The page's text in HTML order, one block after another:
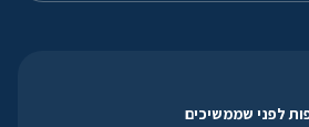
לפני שממשיכים